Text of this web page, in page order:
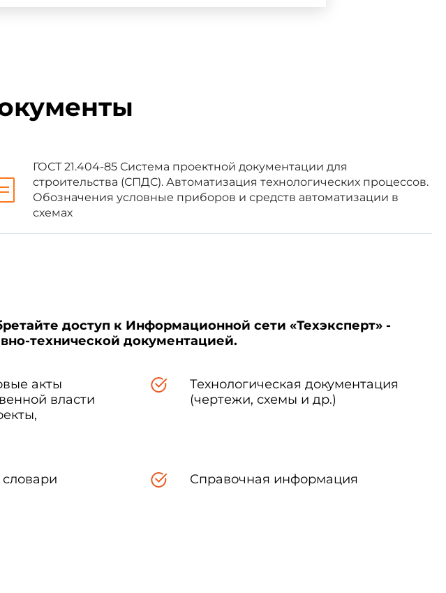
Республики Казахстан
Госстрой России
Госстрой Республики Таджикистан
Минстройархитектуры Украины
обозначения элементов санитарно-технических
ГОСТ 21.404-85 Система проектной документации для
строительства (СПДС). Автоматизация технологических процессов.
Обозначения условные приборов и средств автоматизации в
схемах
доступ к Информационной сети «Техэксперт» -
технической документацией.
акты
власти
Технологическая документация
(чертежи, схемы и др.)
Справочная информация